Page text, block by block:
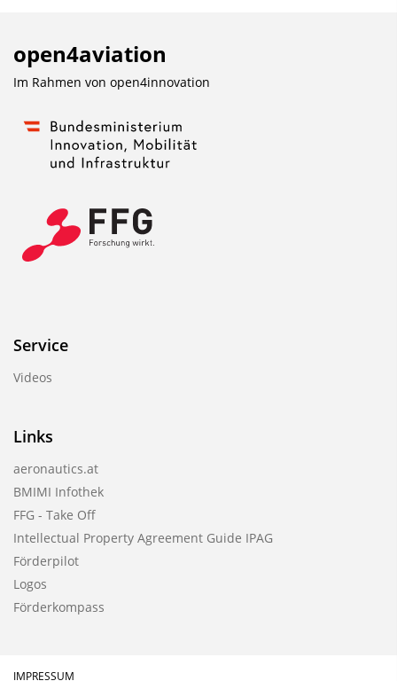
open4aviation
Im Rahmen von open4innovation
Service
Videos
Links
aeronautics.at
BMIMI Infothek
FFG - Take Off
Intellectual Property Agreement Guide IPAG
Förderpilot
Logos
Förderkompass
IMPRESSUM